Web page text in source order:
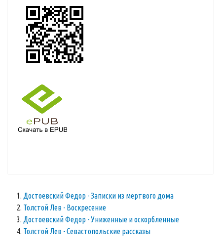
Достоевский Федор - Записки из мертвого дома
Толстой Лев - Воскресение
Достоевский Федор - Униженные и оскорбленные
Толстой Лев - Севастопольские рассказы